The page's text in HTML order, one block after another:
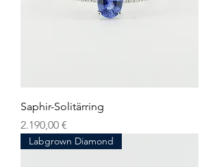
Saphir-Solitärring
Preis
2.190,00 €
Labgrown Diamond